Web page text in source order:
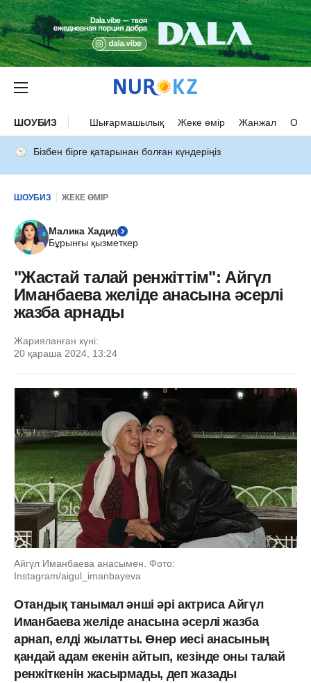
ШОУБИЗ Шығармашылық Жеке өмір Жанжал
Бізбен бірге қатарынан болған күндеріңіз
ШОУБИЗ ЖЕКЕ ӨМІР
Малика Хадид
Бұрынғы қызметкер
"Жастай талай ренжіттім": Айгүл
Иманбаева желіде анасына әсерлі
жазба арнады
Жарияланған күні:
20 қараша 2024, 13:24
Айгүл Иманбаева анасымен. Фото:
Instagram/aigul_imanbayeva
Отандық танымал әнші әрі актриса Айгүл
Иманбаева желіде анасына әсерлі жазба
арнап, елді жылатты. Өнер иесі анасының
қандай адам екенін айтып, кезінде оны талай
ренжіткенін жасырмады, деп жазады